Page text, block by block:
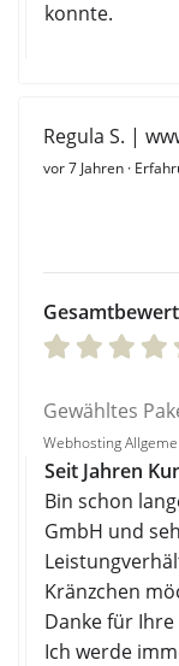
konnte.
Regula S. |
vor 7 Jahren ·
Gewähltes
Webhosting
Seit Jahren
Bin schon
GmbH und
Kränzchen
Danke für
Ich werde